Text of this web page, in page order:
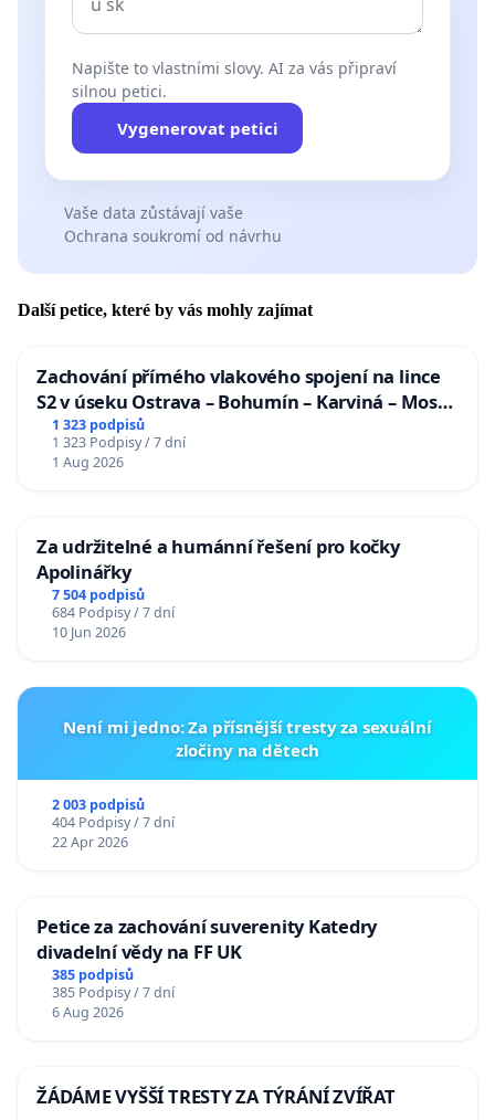
Napište to vlastními slovy. AI za vás připraví
silnou petici.
Vygenerovat petici
Vaše data zůstávají vaše
Ochrana soukromí od návrhu
Další petice, které by vás mohly zajímat
Zachování přímého vlakového spojení na lince
S2 v úseku Ostrava – Bohumín – Karviná – Mosty
u Jablunkova
1 323 podpisů
1 323 Podpisy / 7 dní
1 Aug 2026
Za udržitelné a humánní řešení pro kočky
Apolinářky
7 504 podpisů
684 Podpisy / 7 dní
10 Jun 2026
Není mi jedno: Za přísnější tresty za sexuální
zločiny na dětech
2 003 podpisů
404 Podpisy / 7 dní
22 Apr 2026
Petice za zachování suverenity Katedry
divadelní vědy na FF UK
385 podpisů
385 Podpisy / 7 dní
6 Aug 2026
ŽÁDÁME VYŠŠÍ TRESTY ZA TÝRÁNÍ ZVÍŘAT